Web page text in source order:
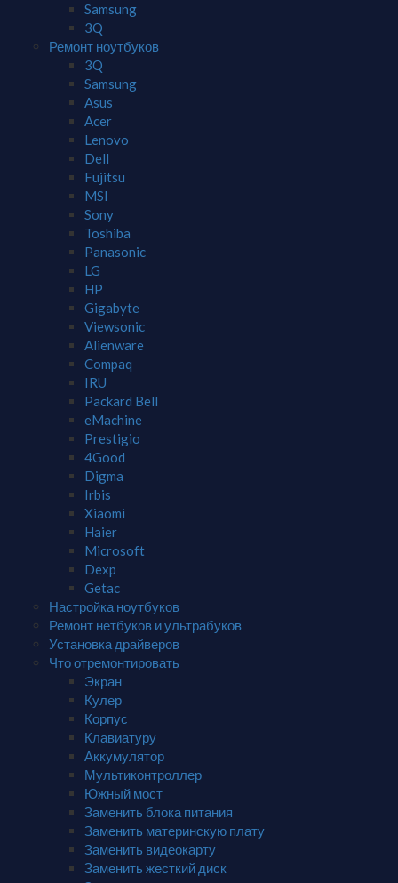
Samsung
3Q
Ремонт ноутбуков
3Q
Samsung
Asus
Acer
Lenovo
Dell
Fujitsu
MSI
Sony
Toshiba
Panasonic
LG
HP
Gigabyte
Viewsonic
Alienware
Compaq
IRU
Packard Bell
eMachine
Prestigio
4Good
Digma
Irbis
Xiaomi
Haier
Microsoft
Dexp
Getac
Настройка ноутбуков
Ремонт нетбуков и ультрабуков
Установка драйверов
Что отремонтировать
Экран
Кулер
Корпус
Клавиатуру
Аккумулятор
Мультиконтроллер
Южный мост
Заменить блока питания
Заменить материнскую плату
Заменить видеокарту
Заменить жесткий диск